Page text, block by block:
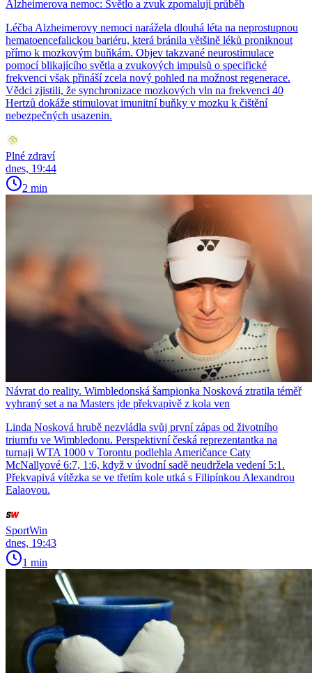
Alzheimerova nemoc: Světlo a zvuk zpomalují průběh
Léčba Alzheimerovy nemoci narážela dlouhá léta na neprostupnou
hematoencefalickou bariéru, která bránila většině léků proniknout
přímo k mozkovým buňkám. Objev takzvané neurostimulace
pomocí blikajícího světla a zvukových impulsů o specifické
frekvenci však přináší zcela nový pohled na možnost regenerace.
Vědci zjistili, že synchronizace mozkových vln na frekvenci 40
Hertzů dokáže stimulovat imunitní buňky v mozku k čištění
nebezpečných usazenin.
Plné zdraví
dnes, 19:44
2 min
Návrat do reality. Wimbledonská šampionka Nosková ztratila téměř
vyhraný set a na Masters jde překvapivě z kola ven
Linda Nosková hrubě nezvládla svůj první zápas od životního
triumfu ve Wimbledonu. Perspektivní česká reprezentantka na
turnaji WTA 1000 v Torontu podlehla Američance Caty
McNallyové 6:7, 1:6, když v úvodní sadě neudržela vedení 5:1.
Překvapivá vítězka se ve třetím kole utká s Filipínkou Alexandrou
Ealaovou.
SportWin
dnes, 19:43
1 min